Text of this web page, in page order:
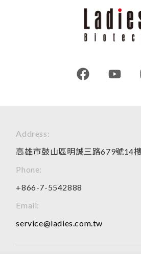
Address:
高雄市鼓山區明誠三路679號14
Phone:
+866-7-5542888
Email:
service@ladies.com.tw